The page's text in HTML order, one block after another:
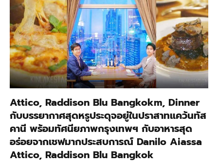
Attico, Raddison Blu Bangkokm, Dinner
กับบรรยากาศสุดหรูประดุจอยู่ในปราสาทแคว้นทัส
คานี พร้อมทัศนียภาพกรุงเทพฯ กับอาหารสุด
อร่อยจากเชฟมากประสบการณ์ Danilo Aiassa
Attico, Raddison Blu Bangkok